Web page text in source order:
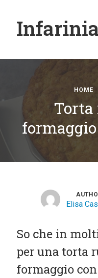
Ricette
Dolci
HOME
Torta
Elisa
So che in
per una torta
formaggio